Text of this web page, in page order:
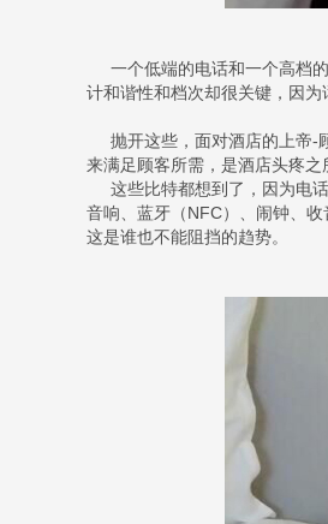
一个低端的电话和一个高档的
计和谐性和档次却很关键，因为
抛开这些，面对酒店的上帝-
来满足顾客所需，是酒店头疼之
这些比特都想到了，因为电话
音响、蓝牙（NFC）、闹钟、
这是谁也不能阻挡的趋势。